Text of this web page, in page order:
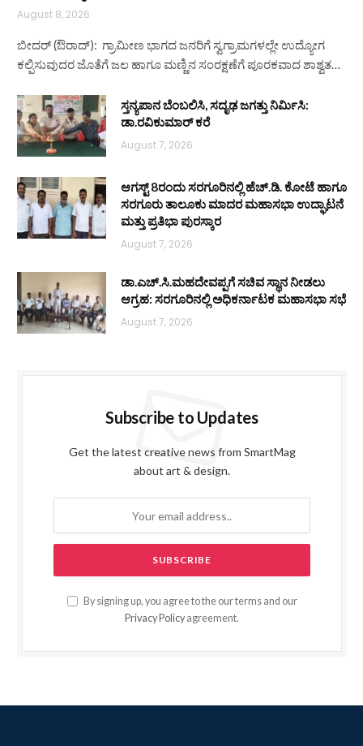
August 8, 2026
ಬೀದರ್ (ಔರಾದ್): ಗ್ರಾಮೀಣ ಭಾಗದ ಜನರಿಗೆ ಸ್ವಗ್ರಾಮಗಳಲ್ಲೇ ಉದ್ಯೋಗ
ಕಲ್ಪಿಸುವುದರ ಜೊತೆಗೆ ಜಲ ಹಾಗೂ ಮಣ್ಣಿನ ಸಂರಕ್ಷಣೆಗೆ ಪೂರಕವಾದ ಶಾಶ್ವತ…
ಸ್ತನ್ಯಪಾನ ಬೆಂಬಲಿಸಿ, ಸದೃಢ ಜಗತ್ತು ನಿರ್ಮಿಸಿ:
ಡಾ.ರವಿಕುಮಾರ್ ಕರೆ
August 7, 2026
ಆಗಸ್ಟ್ 8ರಂದು ಸರಗೂರಿನಲ್ಲಿ ಹೆಚ್.ಡಿ. ಕೋಟೆ ಹಾಗೂ
ಸರಗೂರು ತಾಲೂಕು ಮಾದರ ಮಹಾಸಭಾ ಉದ್ಘಾಟನೆ
ಮತ್ತು ಪ್ರತಿಭಾ ಪುರಸ್ಕಾರ
August 7, 2026
ಡಾ.ಎಚ್.ಸಿ.ಮಹದೇವಪ್ಪಗೆ ಸಚಿವ ಸ್ಥಾನ ನೀಡಲು
ಆಗ್ರಹ: ಸರಗೂರಿನಲ್ಲಿ ಅಧಿಕರ್ನಾಟಕ ಮಹಾಸಭಾ ಸಭೆ
August 7, 2026
Subscribe to Updates
Get the latest creative news from SmartMag
about art & design.
By signing up, you agree to the our terms and our
Privacy Policy agreement.